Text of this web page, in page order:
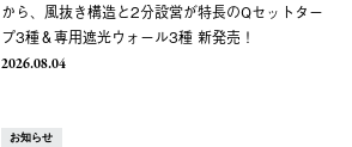
から、風抜き構造と2分設営が特長のQセットター
プ3種＆専用遮光ウォール3種 新発売！
2026.08.04
お知らせ